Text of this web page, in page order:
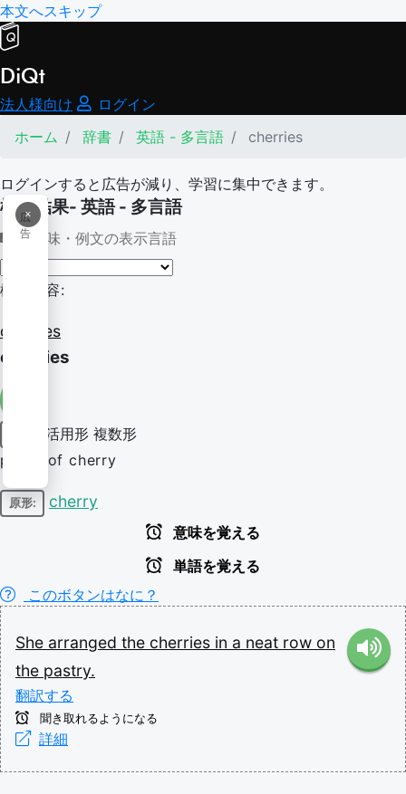
本文へスキップ
DiQt
法人様向け
ログイン
ホーム
辞書 英語 - 多言語 cherries
ログインすると広告が減り、学習に集中できます。
×
広
告
検索結果- 英語 - 多言語
意味・例文の表示言語
検索内容:
cherries
cherries
活用形 複数形
plural of cherry
原形: cherry
意味を覚える
単語を覚える
このボタンはなに？
She arranged the cherries in a neat row on
the pastry.
翻訳する
聞き取れるようになる
詳細